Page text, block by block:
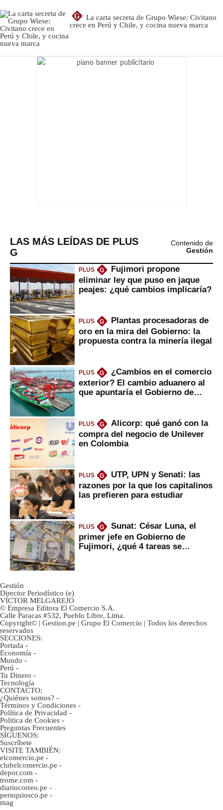
G
La carta secreta de Grupo Wiese: Civitano
crece en Perú y Chile, y cocina nueva marca
LAS MÁS LEÍDAS DE PLUS
G
Contenido de
Gestión
PLUS G
Fujimori propone
eliminar ley que puso en jaque
peajes: ¿qué cambios implicaría?
PLUS G
Plantas procesadoras de
oro en la mira del Gobierno: la
propuesta contra la minería ilegal
PLUS G
¿Cambios en el comercio
exterior? El cambio aduanero al
que apuntaría el Gobierno de
PLUS G
Alicorp: qué ganó con la
compra del negocio de Unilever
en Colombia
PLUS G
UTP, UPN y Senati: las
razones por la que los capitalinos
las prefieren para estudiar
PLUS G
Sunat: César Luna, el
primer jefe en Gobierno de
Fujimori, ¿qué 4 tareas se
Gestión
Director Periodístico (e)
VÍCTOR MELGAREJO
© Empresa Editora El Comercio S.A.
Calle Paracas #532, Pueblo Libre, Lima.
Copyright© | Gestion.pe | Grupo El Comercio | Todos los derechos
reservados
SECCIONES:
Portada -
Economía -
Mundo -
Perú -
Tu Dinero -
Tecnología
CONTACTO:
¿Quiénes somos? -
Términos y Condiciones -
Política de Privacidad -
Politica de Cookies -
Preguntas Frecuentes
SÍGUENOS:
Suscríbete
VISITE TAMBIÉN:
elcomercio.pe -
clubelcomercio.pe -
depor.com -
trome.com -
diariocorreo.pe -
peruquiosco.pe -
mag